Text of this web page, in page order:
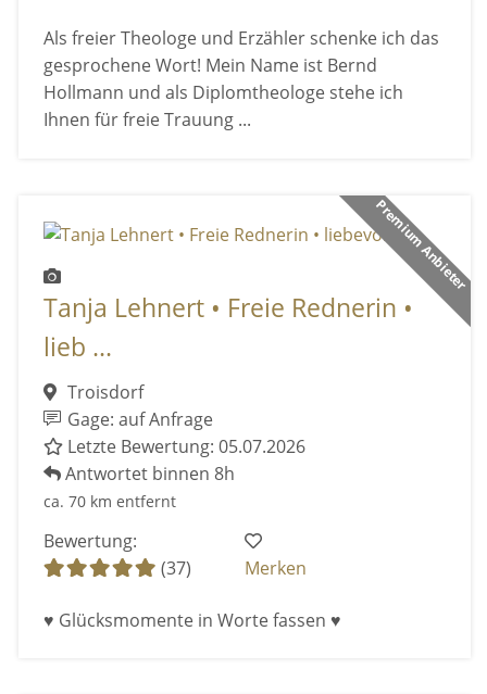
Als freier Theologe und Erzähler schenke ich das
gesprochene Wort! Mein Name ist Bernd
Hollmann und als Diplomtheologe stehe ich
Ihnen für freie Trauung ...
Premium Anbieter
Tanja Lehnert • Freie Rednerin •
lieb ...
Troisdorf
Gage: auf Anfrage
Letzte Bewertung: 05.07.2026
Antwortet binnen 8h
ca. 70 km entfernt
Bewertung:
(37)
Merken
♥ Glücksmomente in Worte fassen ♥